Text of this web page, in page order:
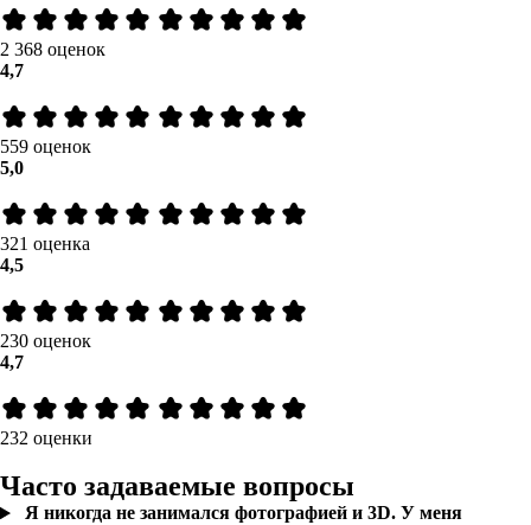
2 368 оценок
4,7
559 оценок
5,0
321 оценка
4,5
230 оценок
4,7
232 оценки
Часто задаваемые вопросы
Я никогда не занимался фотографией и 3D. У меня